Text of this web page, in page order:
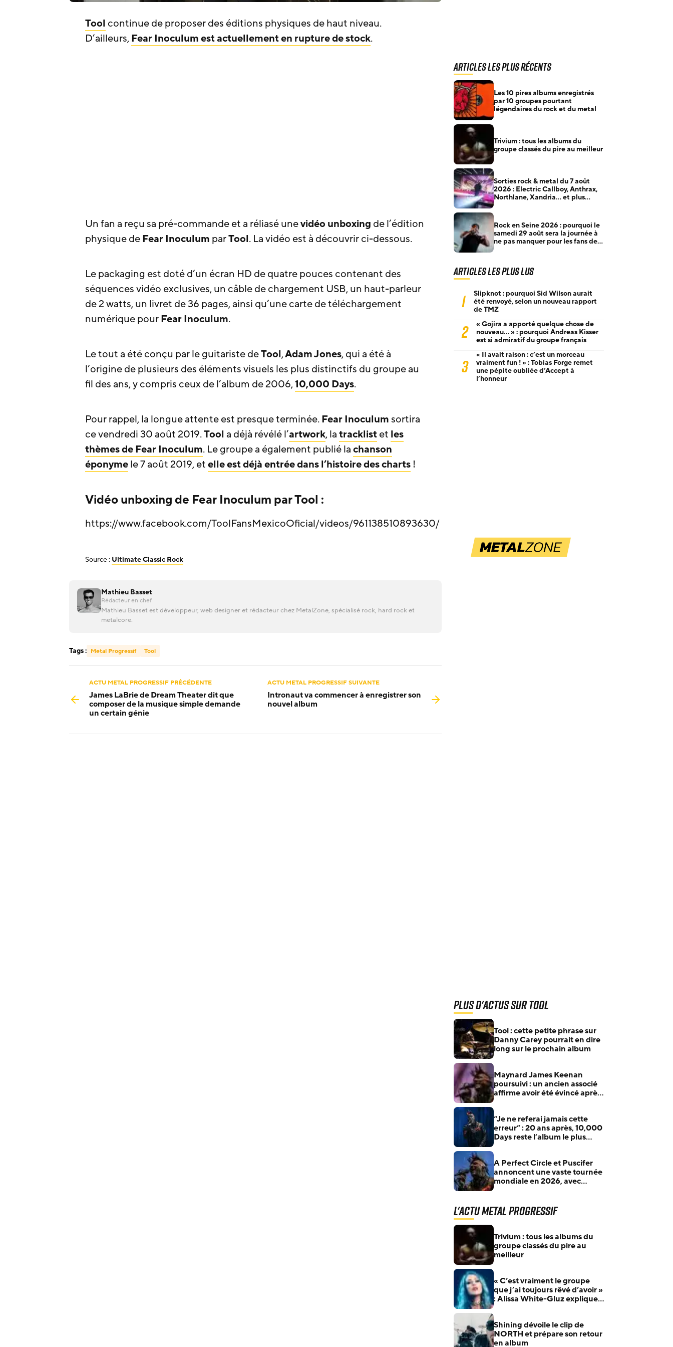
Tool continue de proposer des éditions physiques de haut niveau.
D’ailleurs,Fear Inoculum est actuellement en rupture de stock.
Un fan a reçu sa pré-commande et a réliasé unevidéo unboxing de l’édition
physique deFear Inoculum parTool. La vidéo est à découvrir ci-dessous.
Le packaging est doté d’un écran HD de quatre pouces contenant des
séquences vidéo exclusives, un câble de chargement USB, un haut-parleur
de 2 watts, un livret de 36 pages, ainsi qu’une carte de téléchargement
numérique pourFear Inoculum.
Le tout a été conçu par le guitariste deTool,Adam Jones, qui a été à
l’origine de plusieurs des éléments visuels les plus distinctifs du groupe au
fil des ans, y compris ceux de l’album de 2006,10,000 Days.
Pour rappel, la longue attente est presque terminée.Fear Inoculumsortira
ce vendredi 30 août 2019.Tool a déjà révélé l’artwork, latracklistet les
thèmes de Fear Inoculum. Le groupe a également publié lachanson
éponymele 7 août 2019, etelle est déjà entrée dans l’histoire des charts!
Vidéo unboxing de Fear Inoculum par Tool :
https://www.facebook.com/ToolFansMexicoOficial/videos/961138510893630/
Source : Ultimate Classic Rock
Mathieu Basset
Rédacteur en chef
Mathieu Basset est développeur, web designer et rédacteur chez MetalZone, spécialisé rock, hard rock et
metalcore.
Tags : Metal Progressif Tool
ACTU METAL PROGRESSIF PRÉCÉDENTE
James LaBrie de Dream Theater dit que
composer de la musique simple demande
un certain génie
ACTU METAL PROGRESSIF SUIVANTE
Intronaut va commencer à enregistrer son
nouvel album
Articles les plus récents
Les 10 pires albums enregistrés
par 10 groupes pourtant
légendaires du rock et du metal
Trivium : tous les albums du
groupe classés du pire au meilleur
Sorties rock & metal du 7 août
2026 : Electric Callboy, Anthrax,
Northlane, Xandria… et plus
Rock en Seine 2026 : pourquoi le
samedi 29 août sera la journée à
ne pas manquer pour les fans de
Articles les plus lus
1
Slipknot : pourquoi Sid Wilson aurait
été renvoyé, selon un nouveau rapport
de TMZ
2
« Gojira a apporté quelque chose de
nouveau… » : pourquoi Andreas Kisser
est si admiratif du groupe français
3
« Il avait raison : c’est un morceau
vraiment fun ! » : Tobias Forge remet
une pépite oubliée d’Accept à
l’honneur
Plus d'actus sur Tool
Tool : cette petite phrase sur
Danny Carey pourrait en dire
long sur le prochain album
Maynard James Keenan
poursuivi : un ancien associé
affirme avoir été évincé après
illégaux
“Je ne referai jamais cette
erreur” : 20 ans après, 10,000
Days reste l’album le plus
A Perfect Circle et Puscifer
annoncent une vaste tournée
mondiale en 2026, avec
L'actu Metal Progressif
Trivium : tous les albums du
groupe classés du pire au
meilleur
« C’est vraiment le groupe
que j’ai toujours rêvé d’avoir »
: Alissa White-Gluz explique
Shining dévoile le clip de
NORTH et prépare son retour
en album